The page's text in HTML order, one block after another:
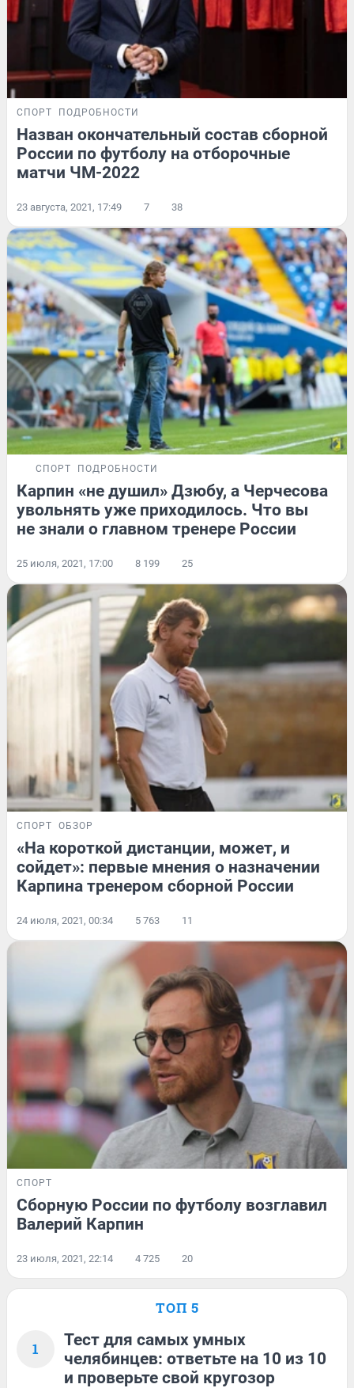
СПОРТ ПОДРОБНОСТИ
Назван окончательный состав сборной
России по футболу на отборочные
матчи ЧМ-2022
23 августа, 2021, 17:49 7 38
СПОРТ ПОДРОБНОСТИ
Карпин «не душил» Дзюбу, а Черчесова
увольнять уже приходилось. Что вы
не знали о главном тренере России
25 июля, 2021, 17:00 8 199 25
СПОРТ ОБЗОР
«На короткой дистанции, может, и
сойдет»: первые мнения о назначении
Карпина тренером сборной России
24 июля, 2021, 00:34 5 763 11
СПОРТ
Сборную России по футболу возглавил
Валерий Карпин
23 июля, 2021, 22:14 4 725 20
ТОП 5
1
Тест для самых умных
челябинцев: ответьте на 10 из 10
и проверьте свой кругозор